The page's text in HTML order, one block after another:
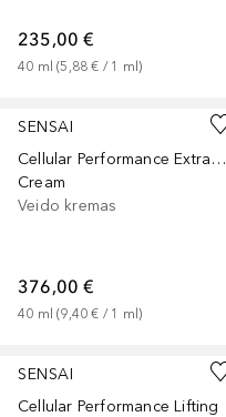
235,00 €
40 ml (5,88 € / 1 ml)
SENSAI
Cellular Performance Extra Intensive
Cream
Veido kremas
376,00 €
40 ml (9,40 € / 1 ml)
SENSAI
Cellular Performance Lifting